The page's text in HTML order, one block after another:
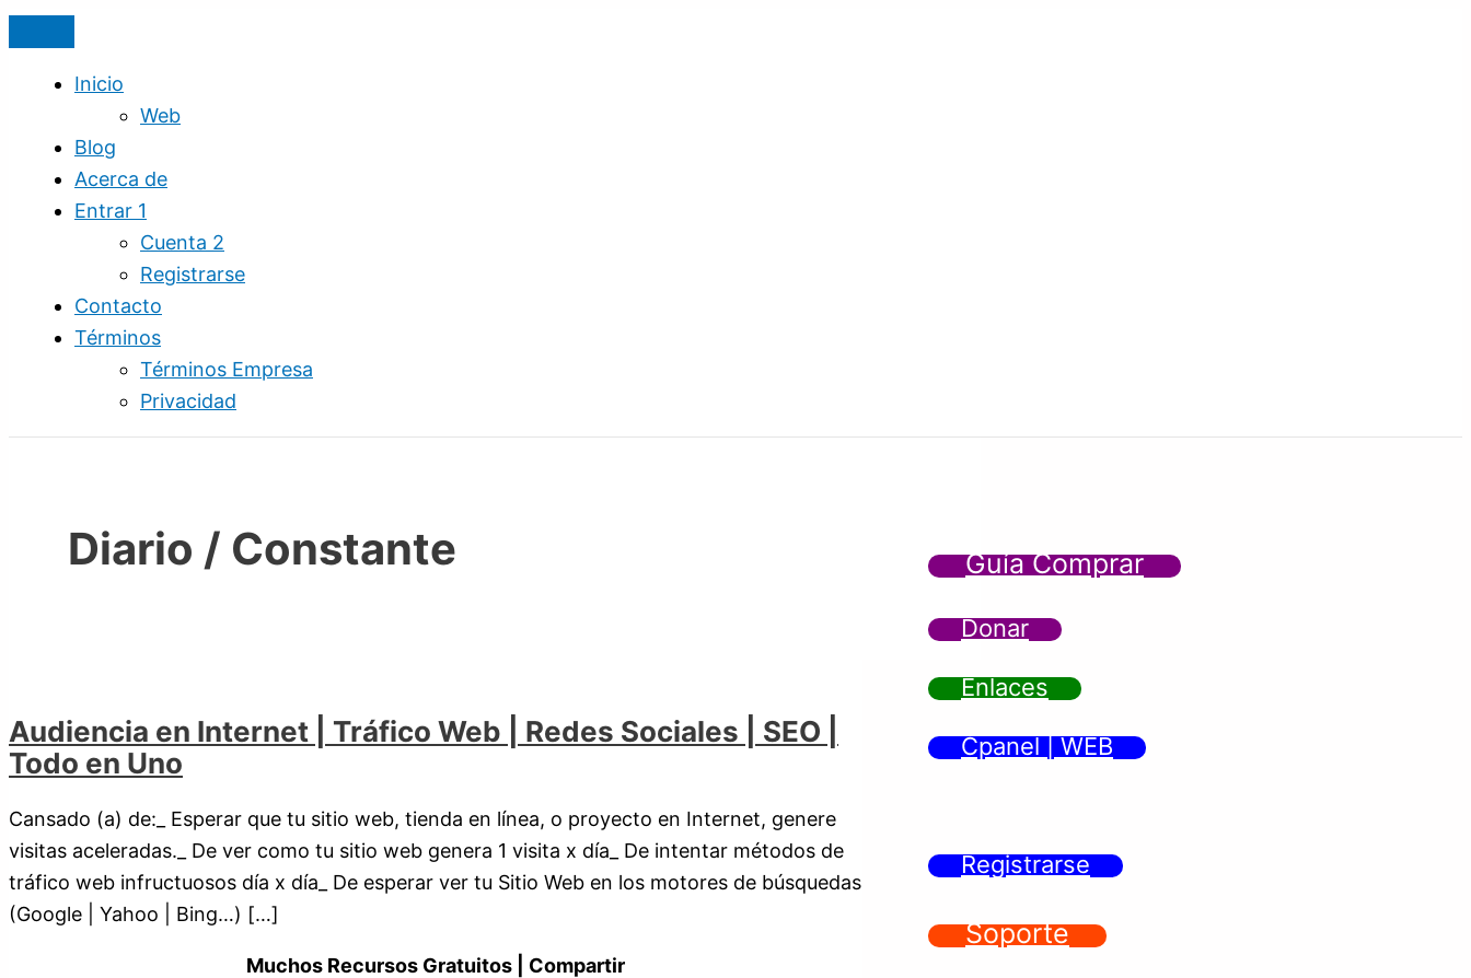
Ir
al
contenido
Inicio
Web
Blog
Acerca de
Entrar 1
Cuenta 2
Registrarse
Contacto
Términos
Términos Empresa
Privacidad
Diario / Constante
Audiencia en Internet | Tráfico Web | Redes Sociales | SEO |
Todo en Uno
Cansado (a) de:_ Esperar que tu sitio web, tienda en línea, o proyecto en Internet, genere
visitas aceleradas._ De ver como tu sitio web genera 1 visita x día_ De intentar métodos de
tráfico web infructuosos día x día_ De esperar ver tu Sitio Web en los motores de búsquedas
(Google | Yahoo | Bing…) […]
Muchos Recursos Gratuitos | Compartir
Audiencia
en
Internet
Tráfico
Guía Comprar
Donar
Enlaces
Cpanel | WEB
Registrarse
Soporte